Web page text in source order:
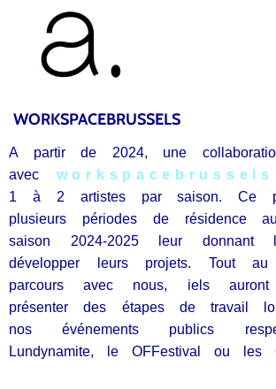
WORKSPACEBRUSSELS
A partir de 2024, une
avec workspacebrussels
1 à 2 artistes par saison. Ce
plusieurs périodes de résidence
saison 2024-2025 leur donnant
développer leurs projets. Tout
parcours avec nous, iels auront
présenter des étapes de travail
nos événements publics
Lundynamite, le OFFestival ou les